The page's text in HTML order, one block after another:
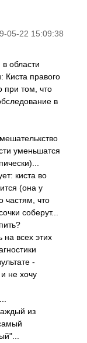
05-22 15:09:38
области
Киста правого
при том, что
в
уменьшатся
киста во
(она у
частям, что
соберут...
всех этих
-
не хочу
из